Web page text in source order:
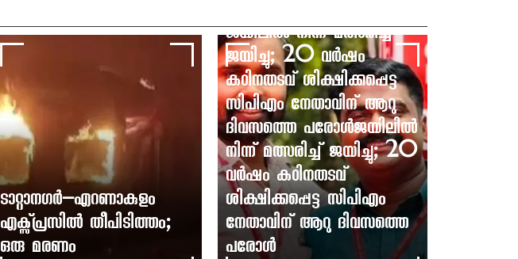
ടാറ്റാനഗർ–എറണാകുളം
എക്സ്പ്രസിൽ തീപിടിത്തം;
ഒരു മരണം
ജയിലിൽ നിന്ന് മത്സരിച്ച്
ജയിച്ചു; 20 വർഷം
കഠിനതടവ് ശിക്ഷിക്കപ്പെട്ട
സിപിഎം നേതാവിന് ആറു
ദിവസത്തെ പരോൾജയിലിൽ
നിന്ന് മത്സരിച്ച് ജയിച്ചു; 20
വർഷം കഠിനതടവ്
ശിക്ഷിക്കപ്പെട്ട സിപിഎം
നേതാവിന് ആറു ദിവസത്തെ
പരോൾ